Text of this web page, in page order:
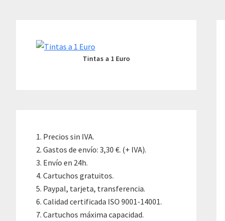
Sidebar
Tintas a 1 Euro
Precios sin IVA.
Gastos de envío: 3,30 €. (+ IVA).
Envío en 24h.
Cartuchos gratuitos.
Paypal, tarjeta, transferencia.
Calidad certificada ISO 9001-14001.
Cartuchos máxima capacidad.